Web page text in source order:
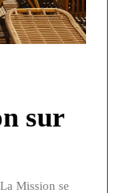
sur
Mission se